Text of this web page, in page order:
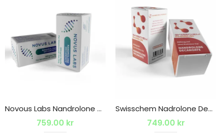
Novous Labs Nandrolone Decanoate 300mg
759.00 kr
Swisschem Nadrolone Decanoate 300mg 1 x 10ml
749.00 kr